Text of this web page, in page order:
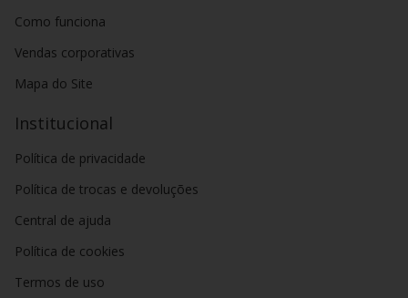
Como funciona
Vendas corporativas
Mapa do Site
Institucional
Política de privacidade
Política de trocas e devoluções
Central de ajuda
Política de cookies
Termos de uso